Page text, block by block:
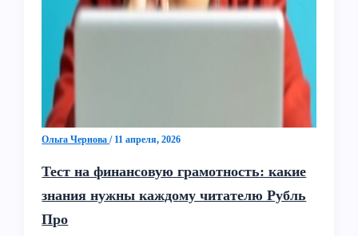
Ольга Чернова/ 11 апреля, 2026
Тест на финансовую грамотность: какие
знания нужны каждому читателю Рубль
Про